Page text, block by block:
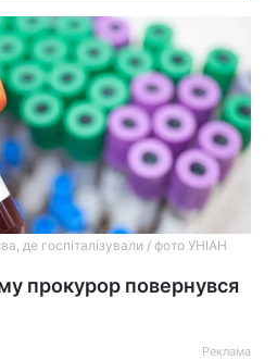
де госпіталізували / фото УНІАН
прокурор повернувся
Реклама